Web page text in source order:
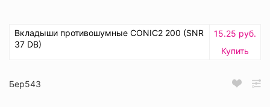
Вкладыши противошумные CONIC2 200 (SNR
37 DB)
15.25 руб.
Купить
Бер543